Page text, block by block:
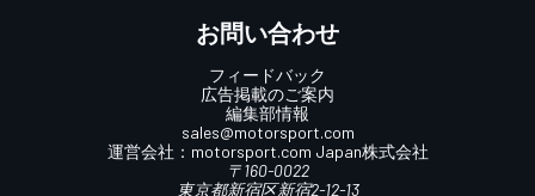
お問い合わせ
フィードバック
広告掲載のご案内
編集部情報
sales@motorsport.com
運営会社： motorsport.com Japan株式会社
〒160-0022
東京都新宿区新宿2-12-13